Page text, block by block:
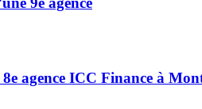
agence ICC Finance à